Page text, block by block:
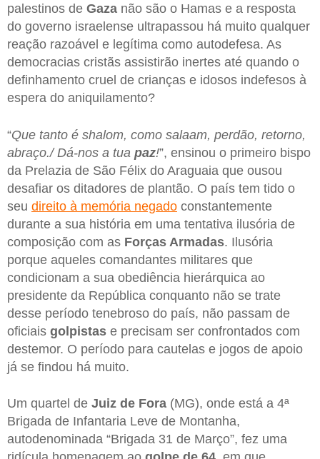
palestinos de Gaza não são o Hamas e a resposta
do governo israelense ultrapassou há muito qualquer
reação razoável e legítima como autodefesa. As
democracias cristãs assistirão inertes até quando o
definhamento cruel de crianças e idosos indefesos à
espera do aniquilamento?
“Que tanto é shalom, como salaam, perdão, retorno,
abraço./ Dá-nos a tua paz!”, ensinou o primeiro bispo
da Prelazia de São Félix do Araguaia que ousou
desafiar os ditadores de plantão. O país tem tido o
seu direito à memória negado constantemente
durante a sua história em uma tentativa ilusória de
composição com as Forças Armadas. Ilusória
porque aqueles comandantes militares que
condicionam a sua obediência hierárquica ao
presidente da República conquanto não se trate
desse período tenebroso do país, não passam de
oficiais golpistas e precisam ser confrontados com
destemor. O período para cautelas e jogos de apoio
já se findou há muito.
Um quartel de Juiz de Fora (MG), onde está a 4ª
Brigada de Infantaria Leve de Montanha,
autodenominada “Brigada 31 de Março”, fez uma